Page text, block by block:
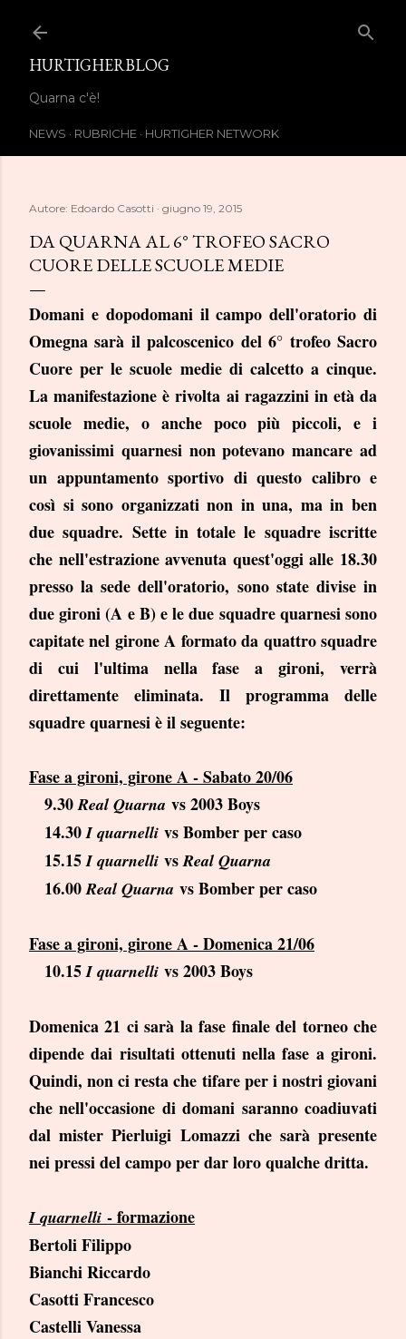
HURTIGHERBLOG
Quarna c'è!
NEWS RUBRICHE HURTIGHER NETWORK
Autore: Edoardo Casotti giugno 19, 2015
DA QUARNA AL 6° TROFEO SACRO
CUORE DELLE SCUOLE MEDIE
Domani e dopodomani il campo dell'oratorio di
Omegna sarà il palcoscenico del 6° trofeo Sacro
Cuore per le scuole medie di calcetto a cinque.
La manifestazione è rivolta ai ragazzini in età da
scuole medie, o anche poco più piccoli, e i
giovanissimi quarnesi non potevano mancare ad
un appuntamento sportivo di questo calibro e
così si sono organizzati non in una, ma in ben
due squadre. Sette in totale le squadre iscritte
che nell'estrazione avvenuta quest'oggi alle 18.30
presso la sede dell'oratorio, sono state divise in
due gironi (A e B) e le due squadre quarnesi sono
capitate nel girone A formato da quattro squadre
di cui l'ultima nella fase a gironi, verrà
direttamente eliminata. Il programma delle
squadre quarnesi è il seguente:
Fase a gironi, girone A - Sabato 20/06
9.30Real Quarna vs 2003 Boys
14.30I quarnelli vs Bomber per caso
15.15I quarnelli vsReal Quarna
16.00Real Quarna vs Bomber per caso
Fase a gironi, girone A - Domenica 21/06
10.15I quarnelli vs 2003 Boys
Domenica 21 ci sarà la fase finale del torneo che
dipende dai risultati ottenuti nella fase a gironi.
Quindi, non ci resta che tifare per i nostri giovani
che nell'occasione di domani saranno coadiuvati
dal mister Pierluigi Lomazzi che sarà presente
nei pressi del campo per dar loro qualche dritta.
I quarnelli - formazione
Bertoli Filippo
Bianchi Riccardo
Casotti Francesco
Castelli Vanessa